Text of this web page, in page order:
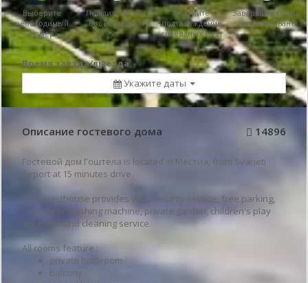
Выберите
необходимый
номер
Пошлите запрос
бронирования
Получите
подтверждение
свободных мест
Завершите бронь
заплатив аванс
Время заезда/выезда
Укажите даты
Описание гостевого дома 14896
Гостевой дом Гоштела is located in Местиа, from Svaneti
Airport at 15 minutes drive.
The guesthouse provides WiFi, security service, free parking,
laundry or washing machine, private garden, children's play
area, taxi and cleaning service.
All rooms feature :
private bathroom
balcony